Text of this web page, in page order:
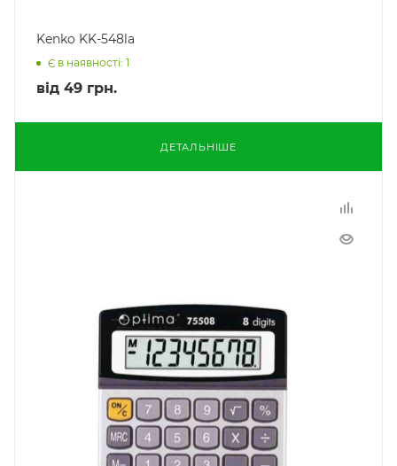
Kenko KK-548la
Є в наявності: 1
від 49 грн.
ДЕТАЛЬНІШЕ